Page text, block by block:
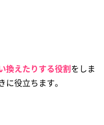
換えたりする役割をしま
役立ちます。